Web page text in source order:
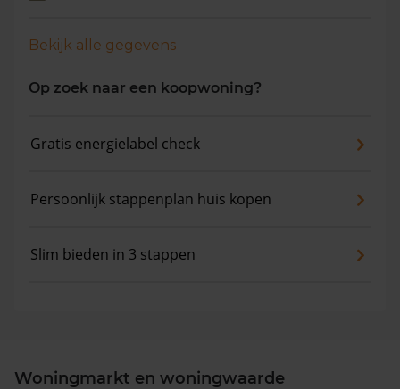
Bekijk alle gegevens
Op zoek naar een koopwoning?
Gratis energielabel check
Persoonlijk stappenplan huis kopen
Slim bieden in 3 stappen
Woningmarkt en woningwaarde